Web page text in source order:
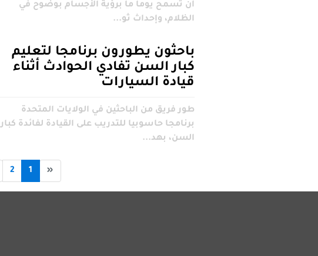
أن تسمح يوما ما برؤية الأجسام بوضوح في
الظلام، وإحداث ثو...
باحثون يطورون برنامجا لتعليم
كبار السن تفادي الحوادث أثناء
قيادة السيارات
طور فريق من الباحثين في الولايات المتحدة
برنامجا حاسوبيا للتدريب على القيادة لفائدة كبار
السن، بهد...
«
1
2